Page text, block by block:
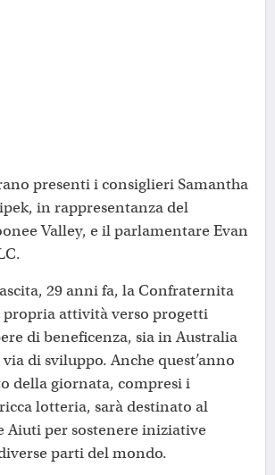
presenti i consiglieri Samantha
in rappresentanza del
Valley, e il parlamentare Evan
29 anni fa, la Confraternita
attività verso progetti
di beneficenza, sia in Australia
di sviluppo. Anche quest’anno
della giornata, compresi i
lotteria, sarà destinato al
Aiuti per sostenere iniziative
parti del mondo.